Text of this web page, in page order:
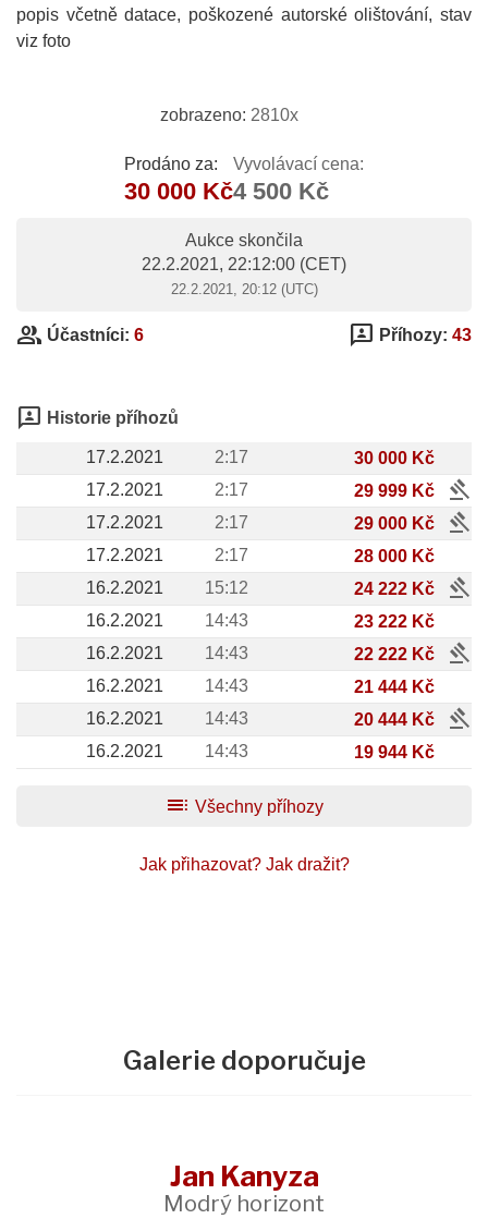
popis včetně datace, poškozené autorské olištování, stav
viz foto
zobrazeno: 2810x
Prodáno za:
30 000 Kč
Vyvolávací cena:
4 500 Kč
Aukce skončila
22.2.2021, 22:12:00 (CET)
22.2.2021, 20:12 (UTC)
group Účastníci: 6 3p Příhozy: 43
3p Historie příhozů
17.2.2021 2:17
30 000 Kč
17.2.2021
2:17 29 999 Kč gavel
17.2.2021 2:17 29 000 Kč gavel
17.2.2021 2:17
28 000 Kč
16.2.2021
15:12 24 222 Kč gavel
16.2.2021 14:43
23 222 Kč
16.2.2021
14:43 22 222 Kč gavel
16.2.2021 14:43
21 444 Kč
16.2.2021
14:43 20 444 Kč gavel
16.2.2021 14:43 19 944 Kč
toc Všechny příhozy
Jak přihazovat? Jak dražit?
Galerie doporučuje
Jan Kanyza
Modrý horizont